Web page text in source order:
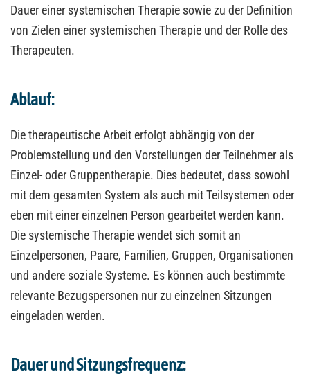
Dauer einer systemischen Therapie sowie zu der Definition
von Zielen einer systemischen Therapie und der Rolle des
Therapeuten.
Ablauf:
Die therapeutische Arbeit erfolgt abhängig von der
Problemstellung und den Vorstellungen der Teilnehmer als
Einzel- oder Gruppentherapie. Dies bedeutet, dass sowohl
mit dem gesamten System als auch mit Teilsystemen oder
eben mit einer einzelnen Person gearbeitet werden kann.
Die systemische Therapie wendet sich somit an
Einzelpersonen, Paare, Familien, Gruppen, Organisationen
und andere soziale Systeme. Es können auch bestimmte
relevante Bezugspersonen nur zu einzelnen Sitzungen
eingeladen werden.
Dauer und Sitzungsfrequenz: